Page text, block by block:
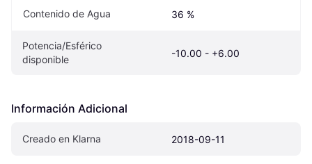
Contenido de Agua 36 %
Potencia/Esférico
disponible
-10.00 - +6.00
Información Adicional
Creado en Klarna 2018-09-11